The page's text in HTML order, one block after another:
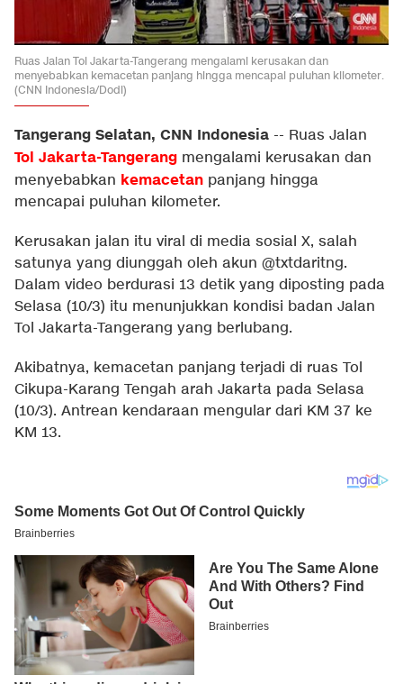
Ruas Jalan Tol Jakarta-Tangerang mengalami kerusakan dan
menyebabkan kemacetan panjang hingga mencapai puluhan kilometer.
(CNN Indonesia/Dodi)
Tangerang Selatan, CNN Indonesia -- Ruas Jalan
Tol Jakarta-Tangerang mengalami kerusakan dan
menyebabkan kemacetan panjang hingga
mencapai puluhan kilometer.
Kerusakan jalan itu viral di media sosial X, salah
satunya yang diunggah oleh akun @txtdaritng.
Dalam video berdurasi 13 detik yang diposting pada
Selasa (10/3) itu menunjukkan kondisi badan Jalan
Tol Jakarta-Tangerang yang berlubang.
Akibatnya, kemacetan panjang terjadi di ruas Tol
Cikupa-Karang Tengah arah Jakarta pada Selasa
(10/3). Antrean kendaraan mengular dari KM 37 ke
KM 13.